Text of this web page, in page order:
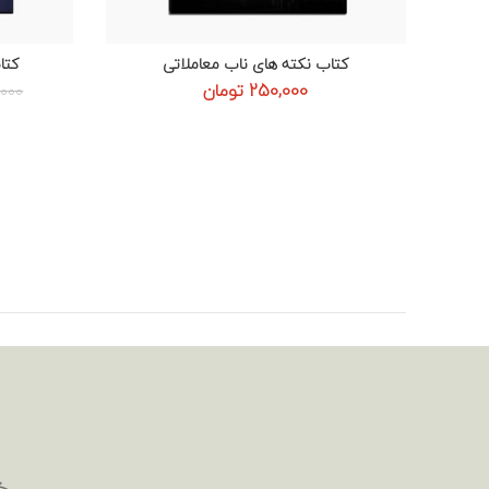
افزودن به سبد خرید
کتاب نکته های ناب معاملاتی
250,000 تومان